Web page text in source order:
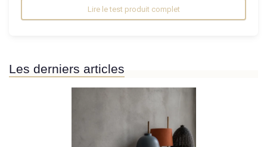
Lire le test produit complet
Les derniers articles